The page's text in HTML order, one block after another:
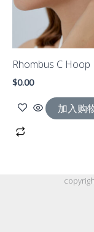
Rhombus C Hoop
$0.00
加入购